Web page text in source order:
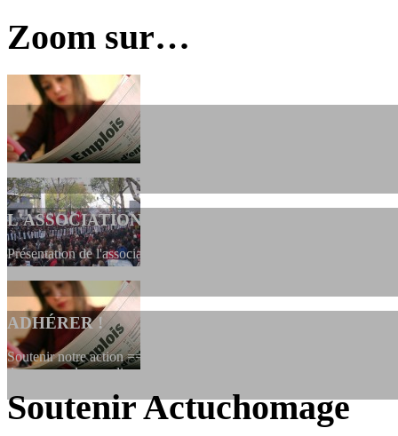
Zoom sur…
L'ASSOCIATION
Présentation de l'association et de sa charte qui encadre nos actions
ADHÉRER !
Soutenir notre action ==> Si vous souhaitez adhérer à
dessous, en le remplissant et en...
LES FONDATEURS
Soutenir Actuchomage